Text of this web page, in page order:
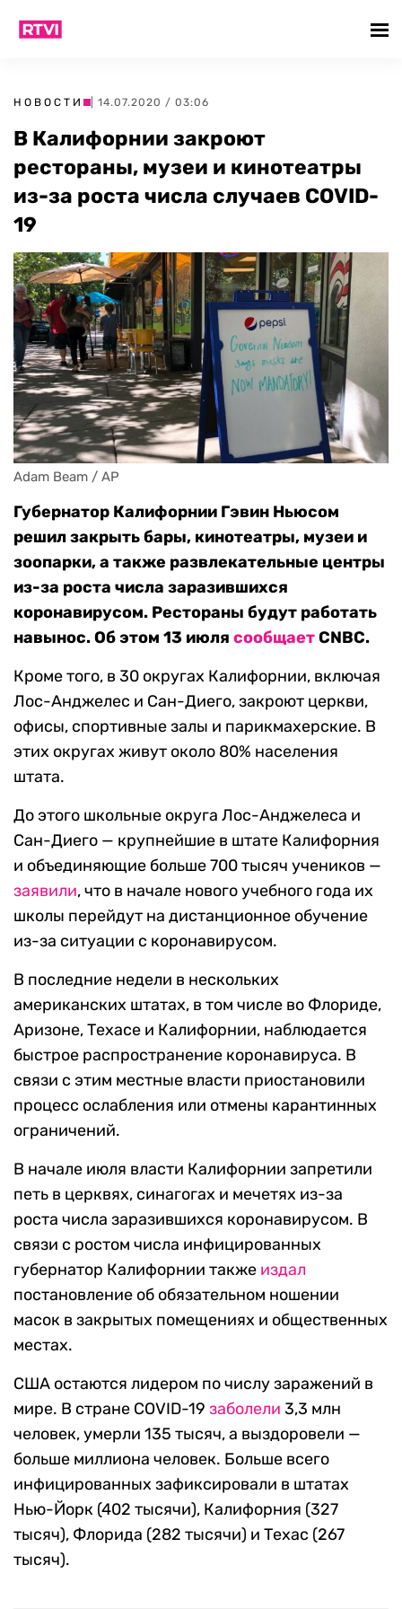
НОВОСТИ | 14.07.2020 / 03:06
В Калифорнии закроют
рестораны, музеи и кинотеатры
из-за роста числа случаев COVID-
19
Adam Beam / AP
Губернатор Калифорнии Гэвин Ньюсом
решил закрыть бары, кинотеатры, музеи и
зоопарки, а также развлекательные центры
из-за роста числа заразившихся
коронавирусом. Рестораны будут работать
навынос. Об этом 13 июля сообщаетCNBC.
Кроме того, в 30 округах Калифорнии, включая
Лос-Анджелес и Сан-Диего, закроют церкви,
офисы, спортивные залы и парикмахерские. В
этих округах живут около 80% населения
штата.
До этого школьные округа Лос-Анджелеса и
Сан-Диего — крупнейшие в штате Калифорния
и объединяющие больше 700 тысяч учеников —
заявили, что в начале нового учебного года их
школы перейдут на дистанционное обучение
из-за ситуации с коронавирусом.
В последние недели в нескольких
американских штатах, в том числе во Флориде,
Аризоне, Техасе и Калифорнии, наблюдается
быстрое распространение коронавируса. В
связи с этим местные власти приостановили
процесс ослабления или отмены карантинных
ограничений.
В начале июля власти Калифорнии запретили
петь в церквях, синагогах и мечетях из-за
роста числа заразившихся коронавирусом. В
связи с ростом числа инфицированных
губернатор Калифорнии также издал
постановление об обязательном ношении
масок в закрытых помещениях и общественных
местах.
США остаются лидером по числу заражений в
мире. В стране COVID-19 заболели 3,3 млн
человек, умерли 135 тысяч, а выздоровели —
больше миллиона человек. Больше всего
инфицированных зафиксировали в штатах
Нью-Йорк (402 тысячи), Калифорния (327
тысяч), Флорида (282 тысячи) и Техас (267
тысяч).